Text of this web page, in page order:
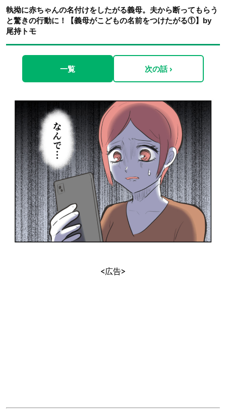
執拗に赤ちゃんの名付けをしたがる義母。夫から断ってもらう
と驚きの行動に！【義母がこどもの名前をつけたがる①】by
尾持トモ
一覧 次の話 ›
<広告>